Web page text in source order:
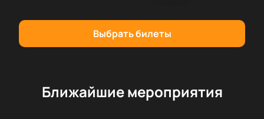
Выбрать билеты
Ближайшие мероприятия